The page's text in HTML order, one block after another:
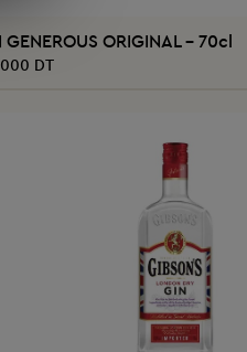
AJOUTER AU PANIER
GENEROUS ORIGINAL - 70cl
DT